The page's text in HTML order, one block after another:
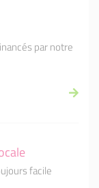
par notre
facile